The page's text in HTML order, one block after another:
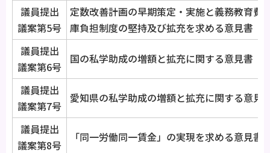
議員提出
議案第5号
定数改善計画の早期策定・実施と義務教育費
庫負担制度の堅持及び拡充を求める意見書
議員提出
議案第6号
国の私学助成の増額と拡充に関する意見書
議員提出
議案第7号
愛知県の私学助成の増額と拡充に関する意見
議員提出
議案第8号
「同一労働同一賃金」の実現を求める意見書